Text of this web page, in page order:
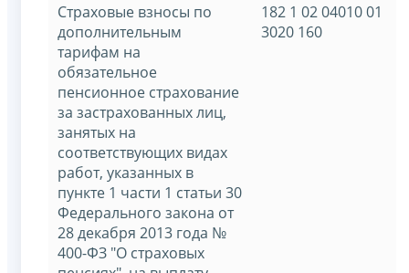
Страховые взносы по
дополнительным
тарифам на
обязательное
пенсионное страхование
за застрахованных лиц,
занятых на
соответствующих видах
работ, указанных в
пункте 1 части 1 статьи 30
Федерального закона от
28 декабря 2013 года №
400-ФЗ "О страховых
182 1 02 04010 01
3020 160